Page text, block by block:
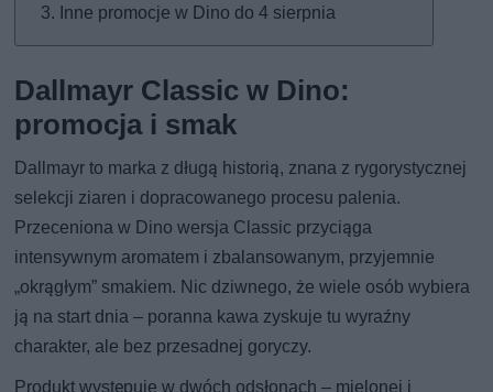
Inne promocje w Dino do 4 sierpnia
Dallmayr Classic w Dino:
promocja i smak
Dallmayr to marka z długą historią, znana z rygorystycznej
selekcji ziaren i dopracowanego procesu palenia.
Przeceniona w Dino wersja Classic przyciąga
intensywnym aromatem i zbalansowanym, przyjemnie
„okrągłym” smakiem. Nic dziwnego, że wiele osób wybiera
ją na start dnia – poranna kawa zyskuje tu wyraźny
charakter, ale bez przesadnej goryczy.
Produkt występuje w dwóch odsłonach – mielonej i